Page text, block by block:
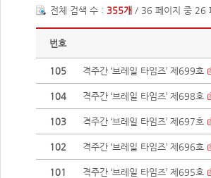
전체 검색 수 : 355개 / 36 페이지 중 26
번호
105 격주간 ‘브레일 타임즈’ 제699호
104 격주간 ‘브레일 타임즈’ 제698호
103 격주간 ‘브레일 타임즈’ 제697호
102 격주간 ‘브레일 타임즈’ 제696호
101 격주간 ‘브레일 타임즈’ 제695호